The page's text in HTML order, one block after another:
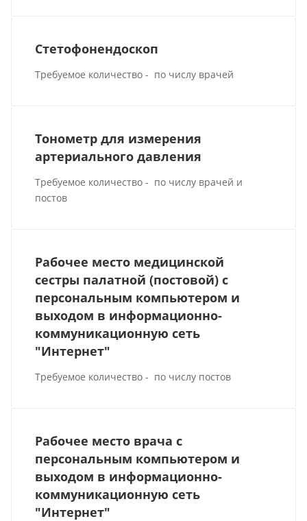
Стетофонендоскоп
Требуемое количество - по числу врачей
Тонометр для измерения
артериального давления
Требуемое количество - по числу врачей и
постов
Рабочее место медицинской
сестры палатной (постовой) с
персональным компьютером и
выходом в информационно-
коммуникационную сеть
"Интернет"
Требуемое количество - по числу постов
Рабочее место врача с
персональным компьютером и
выходом в информационно-
коммуникационную сеть
"Интернет"